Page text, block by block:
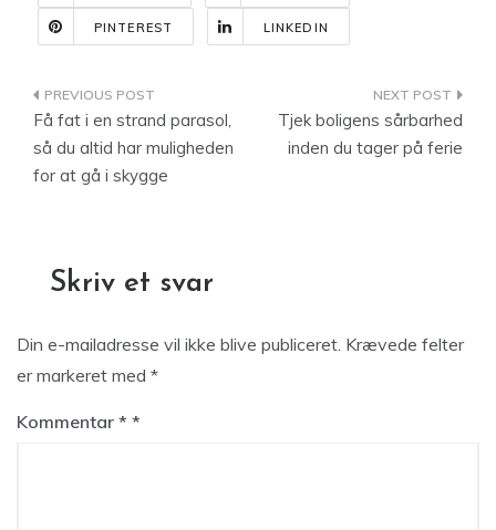
PINTEREST LINKEDIN
Indlægsnavigation
Få fat i en strand parasol,
så du altid har muligheden
for at gå i skygge
Tjek boligens sårbarhed
inden du tager på ferie
Skriv et svar
Din e-mailadresse vil ikke blive publiceret. Krævede felter
er markeret med *
Kommentar *